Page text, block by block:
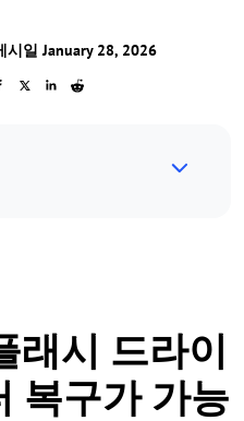
시일 January 28, 2026
래시 드라이
복구가 가능